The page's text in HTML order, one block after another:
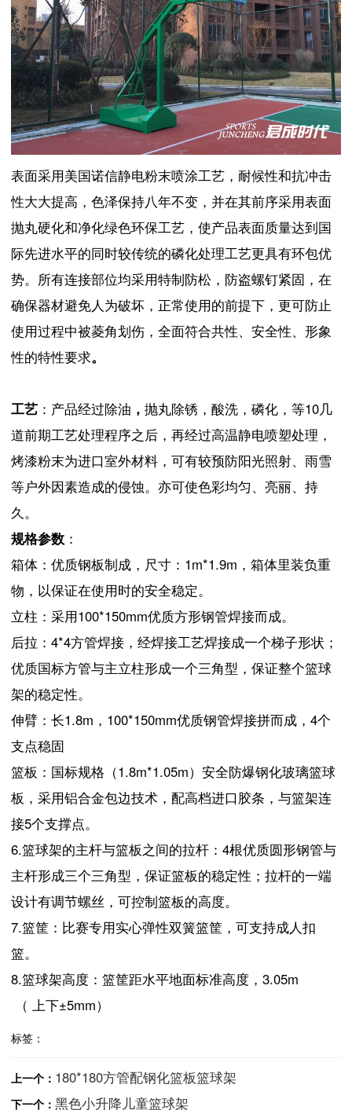
表面采用美国诺信静电粉末喷涂工艺，耐候性和抗冲击
性大大提高，色泽保持八年不变，并在其前序采用表面
抛丸硬化和净化绿色环保工艺，使产品表面质量达到国
际先进水平的同时较传统的磷化处理工艺更具有环包优
势。所有连接部位均采用特制防松，防盗螺钉紧固，在
确保器材避免人为破坏，正常使用的前提下，更可防止
使用过程中被菱角划伤，全面符合共性、安全性、形象
性的特性要求。
工艺 ：产品经过除油 ， 抛丸除锈，酸洗，磷化，等10几
道前期工艺处理程序之后，再经过高温静电喷塑处理，
烤漆粉末为进口室外材料，可有较预防阳光照射、雨雪
等户外因素造成的侵蚀。亦可使色彩均匀、亮丽、持
久。
规格参数 ：
箱体：优质钢板制成，尺寸：1m*1.9m，箱体里装负重
物，以保证在使用时的安全稳定。
立柱：采用100*150mm优质方形钢管焊接而成。
后拉：4*4方管焊接，经焊接工艺焊接成一个梯子形状；
优质国标方管与主立柱形成一个三角型，保证整个篮球
架的稳定性。
伸臂：长1.8m，100*150mm优质钢管焊接拼而成，4个
支点稳固
篮板：国标规格（1.8m*1.05m）安全防爆钢化玻璃篮球
板，采用铝合金包边技术，配高档进口胶条，与篮架连
接5个支撑点。
6.篮球架的主杆与篮板之间的拉杆：4根优质圆形钢管与
主杆形成三个三角型，保证篮板的稳定性；拉杆的一端
设计有调节螺丝，可控制篮板的高度。
7.篮筐：比赛专用实心弹性双簧篮筐，可支持成人扣
篮。
8.篮球架高度：篮筐距水平地面标准高度，3.05m
（ 上下±5mm）
标签：
上一个： 180*180方管配钢化篮板篮球架
下一个： 黑色小升降儿童篮球架